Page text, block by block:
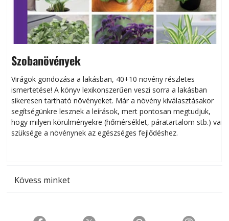
Szobanövények
Virágok gondozása a lakásban, 40+10 növény részletes
ismertetése! A könyv lexikonszerűen veszi sorra a lakásban
sikeresen tart­ha­tó növényeket. Már a növény kiválasztásakor
segítségünkre lesznek a leírások, mert pontosan megtudjuk,
hogy milyen körülményekre (hőmérséklet, páratartalom stb.) van
szüksége a növénynek az egészséges fejlődéshez.
Kövess minket